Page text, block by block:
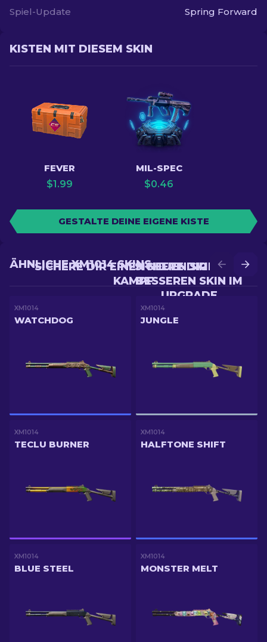
Spiel-Update Spring Forward
KISTEN MIT DIESEM SKIN
FEVER
$1.99
MIL-SPEC
$0.46
GESTALTE DEINE EIGENE KISTE
SICHERE DIR EINEN
BESSEREN SKIN IM
UPGRADE
SICHERE DIR EINEN NEUEN SKIN IM
KAMPF
ÄHNLICHE XM1014 SKINS
XM1014
WATCHDOG
XM1014
JUNGLE
XM1014
TECLU BURNER
XM1014
HALFTONE SHIFT
XM1014
BLUE STEEL
XM1014
MONSTER MELT